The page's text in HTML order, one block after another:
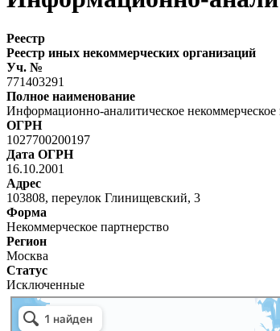
Реестр
Реестр иных некоммерческих организаций
Уч. №
771403291
Полное наименование
Информационно-аналитическое
ОГРН
1027700200197
Дата ОГРН
16.10.2001
Адрес
103808, переулок Глинищевский, 3
Форма
Некоммерческое партнерство
Регион
Москва
Статус
Исключенные